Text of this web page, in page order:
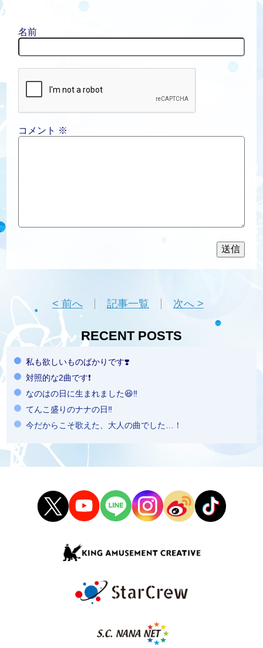
名前
コメント ※
< 前へ 記事一覧 次へ >
RECENT POSTS
私も欲しいものばかりです❣️
対照的な2曲です❗️
なのはの日に生まれました😆‼️
てんこ盛りのナナの日‼️
今だからこそ歌えた、大人の曲でした…！